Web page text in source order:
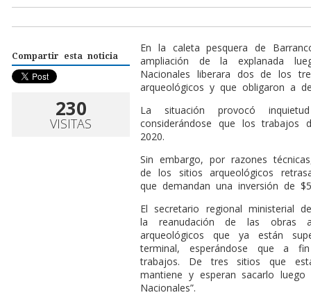
Compartir esta noticia
230
VISITAS
En la caleta pesquera de
ampliación de la explanada
Nacionales liberara dos de los
arqueológicos y que obligaron a
La situación provocó
considerándose que los trabajos
2020.
Sin embargo, por razones
de los sitios arqueológicos
que demandan una inversión de
El secretario regional ministerial
la reanudación de las obras
arqueológicos que ya están
terminal, esperándose que a
trabajos. De tres sitios que
mantiene y esperan sacarlo
Nacionales”.